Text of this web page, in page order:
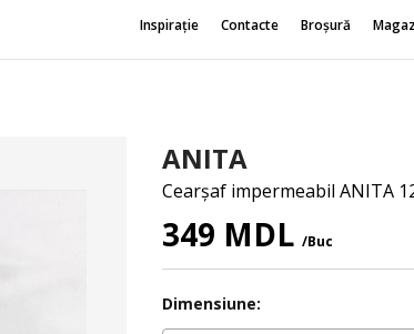
Inspirație Contacte Broșură
ANITA
Cearșaf impermeabil ANITA
349 MDL /Buc
Dimensiune: